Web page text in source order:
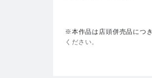
※本作品は店頭併売品につ
ください。